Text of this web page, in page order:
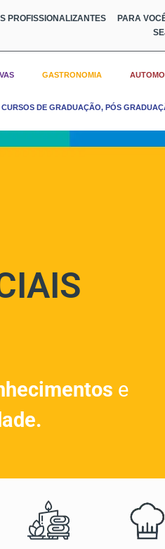
PROFISSIONALIZANTES PARA
GASTRONOMIA
CURSOS DE GRADUAÇÃO, PÓS
e